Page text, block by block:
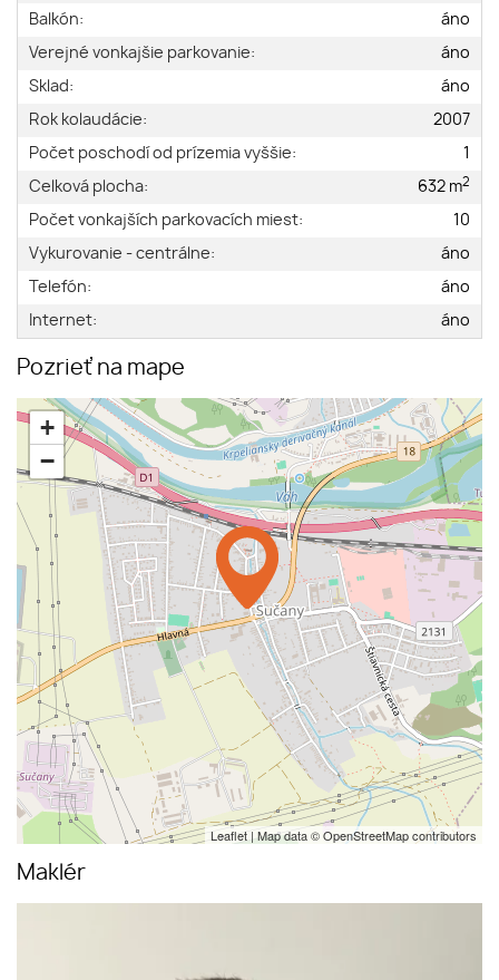
Balkón:
áno
Verejné vonkajšie parkovanie:
áno
Sklad:
áno
Rok kolaudácie:
2007
Počet poschodí od prízemia vyššie:
1
Celková plocha:
632 m2
Počet vonkajších parkovacích miest:
10
Vykurovanie - centrálne:
áno
Telefón:
áno
Internet:
áno
Pozrieť na mape
+
−
Leaflet | Map data ©OpenStreetMapcontributors
Maklér